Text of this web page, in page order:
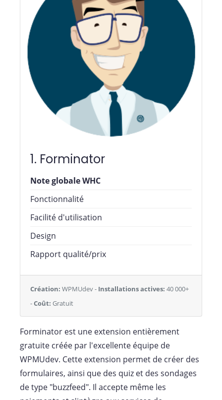
1. Forminator
Note globale WHC
Fonctionnalité
Facilité d'utilisation
Design
Rapport qualité/prix
Création: WPMUdev - Installations actives: 40 000+
-Coût: Gratuit
Forminator est une extension entièrement
gratuite créée par l'excellente équipe de
WPMUdev. Cette extension permet de créer des
formulaires, ainsi que des quiz et des sondages
de type "buzzfeed". Il accepte même les